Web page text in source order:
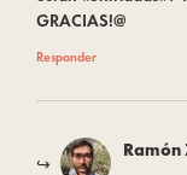
GRACIAS!@
Responder
Ramón